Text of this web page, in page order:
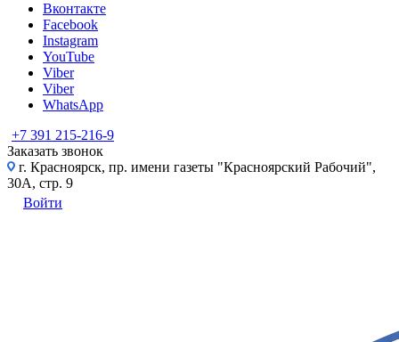
Вконтакте
Facebook
Instagram
YouTube
Viber
Viber
WhatsApp
+7 391 215-216-9
Заказать звонок
г. Красноярск, пр. имени газеты "Красноярский Рабочий",
30А, стр. 9
Войти